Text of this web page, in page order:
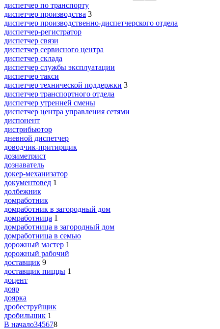
диспетчер по транспорту
диспетчер производства 3
диспетчер производственно-диспетчерского отдела
диспетчер-регистратор
диспетчер связи
диспетчер сервисного центра
диспетчер склада
диспетчер службы эксплуатации
диспетчер такси
диспетчер технической поддержки 3
диспетчер транспортного отдела
диспетчер утренней смены
диспетчер центра управления сетями
диспонент
дистрибьютор
дневной диспетчер
доводчик-притирщик
дозиметрист
дознаватель
докер-механизатор
документовед 1
долбежник
домработник
домработник в загородный дом
домработница 1
домработница в загородный дом
домработница в семью
дорожный мастер 1
дорожный рабочий
доставщик 9
доставщик пиццы 1
доцент
дояр
доярка
дробеструйщик
дробильщик 1
В начало345678